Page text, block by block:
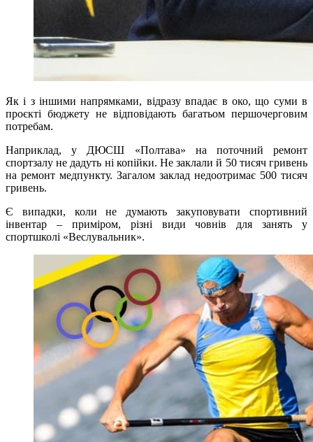
Як і з іншими напрямками, відразу впадає в око, що суми в
проєкті бюджету не відповідають багатьом першочерговим
потребам.
Наприклад, у ДЮСШ «Полтава» на поточний ремонт
спортзалу не дадуть ні копійки. Не заклали й 50 тисяч гривень
на ремонт медпункту. Загалом заклад недоотримає 500 тисяч
гривень.
Є випадки, коли не думають закуповувати спортивний
інвентар – приміром, різні види човнів для занять у
спортшколі «Веслувальник».